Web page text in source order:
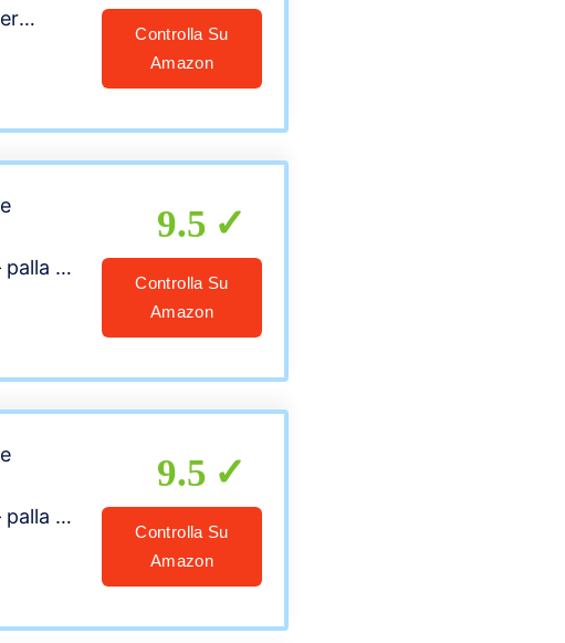
Controlla Su
Amazon
palla di
–
9.5
Controlla Su
Amazon
palla di
–
9.5
Controlla Su
Amazon